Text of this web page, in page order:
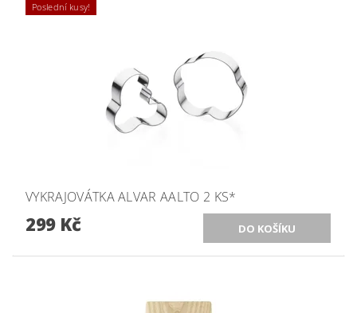
Poslední kusy!
VYKRAJOVÁTKA ALVAR AALTO 2 KS*
299 Kč